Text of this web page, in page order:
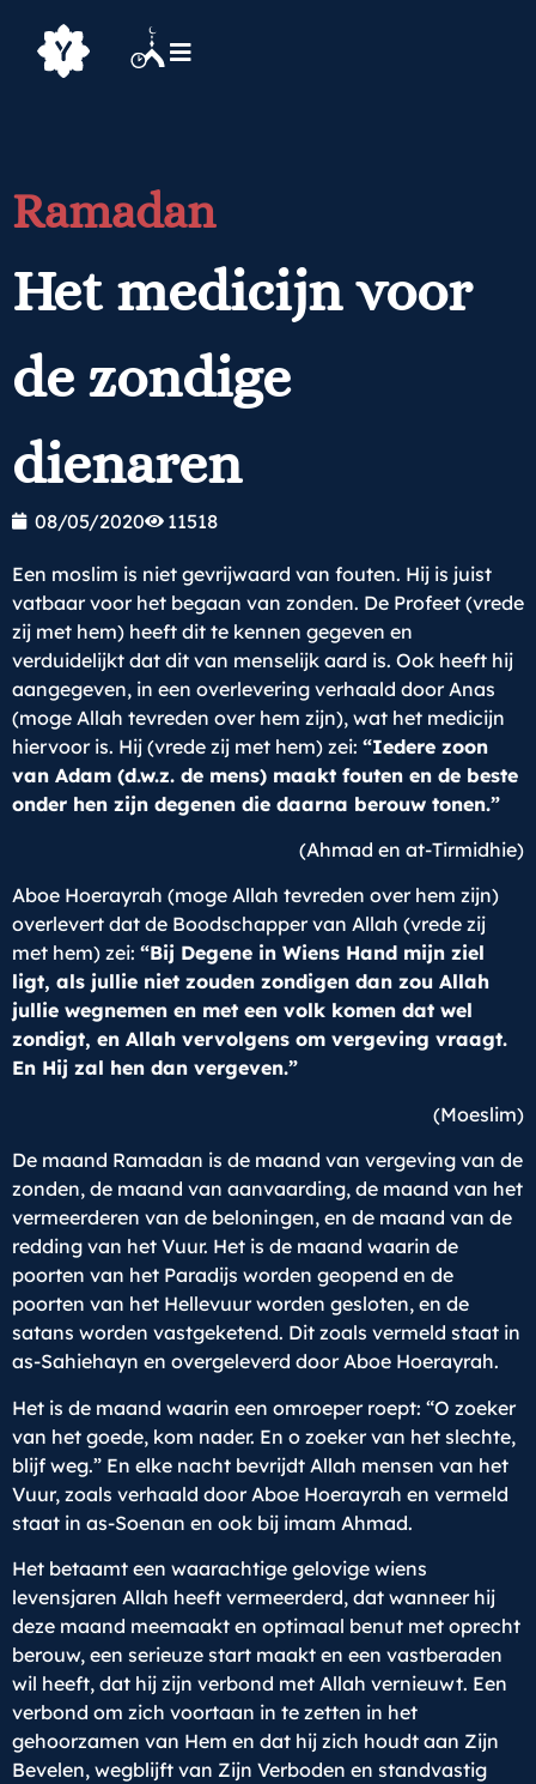
Ramadan
Het medicijn voor
de zondige
dienaren
08/05/2020 11518
Een moslim is niet gevrijwaard van fouten. Hij is juist
vatbaar voor het begaan van zonden. De Profeet (vrede
zij met hem) heeft dit te kennen gegeven en
verduidelijkt dat dit van menselijk aard is. Ook heeft hij
aangegeven, in een overlevering verhaald door Anas
(moge Allah tevreden over hem zijn), wat het medicijn
hiervoor is. Hij (vrede zij met hem) zei: “Iedere zoon
van Adam (d.w.z. de mens) maakt fouten en de beste
onder hen zijn degenen die daarna berouw tonen.”
(Ahmad en at-Tirmidhie)
Aboe Hoerayrah (moge Allah tevreden over hem zijn)
overlevert dat de Boodschapper van Allah (vrede zij
met hem) zei: “Bij Degene in Wiens Hand mijn ziel
ligt, als jullie niet zouden zondigen dan zou Allah
jullie wegnemen en met een volk komen dat wel
zondigt, en Allah vervolgens om vergeving vraagt.
En Hij zal hen dan vergeven.”
(Moeslim)
De maand Ramadan is de maand van vergeving van de
zonden, de maand van aanvaarding, de maand van het
vermeerderen van de beloningen, en de maand van de
redding van het Vuur. Het is de maand waarin de
poorten van het Paradijs worden geopend en de
poorten van het Hellevuur worden gesloten, en de
satans worden vastgeketend. Dit zoals vermeld staat in
as-Sahiehayn en overgeleverd door Aboe Hoerayrah.
Het is de maand waarin een omroeper roept: “O zoeker
van het goede, kom nader. En o zoeker van het slechte,
blijf weg.” En elke nacht bevrijdt Allah mensen van het
Vuur, zoals verhaald door Aboe Hoerayrah en vermeld
staat in as-Soenan en ook bij imam Ahmad.
Het betaamt een waarachtige gelovige wiens
levensjaren Allah heeft vermeerderd, dat wanneer hij
deze maand meemaakt en optimaal benut met oprecht
berouw, een serieuze start maakt en een vastberaden
wil heeft, dat hij zijn verbond met Allah vernieuwt. Een
verbond om zich voortaan in te zetten in het
gehoorzamen van Hem en dat hij zich houdt aan Zijn
Bevelen, wegblijft van Zijn Verboden en standvastig